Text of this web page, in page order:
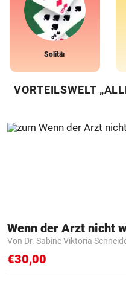
Solitär
VORTEILSWELT
Von Dr. Sabine Viktoria
€30,00